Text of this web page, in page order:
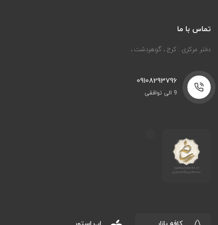
تماس با ما
دفتر مرکزی : کرج ، گوهردشت ،
09108293796
9 الی توافقی